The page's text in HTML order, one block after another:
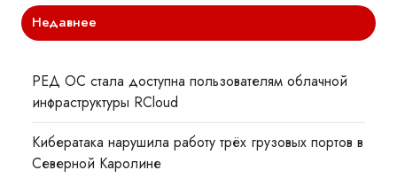
Недавнее
РЕД ОС стала доступна пользователям облачной
инфраструктуры RCloud
Кибератака нарушила работу трёх грузовых портов в
Северной Каролине